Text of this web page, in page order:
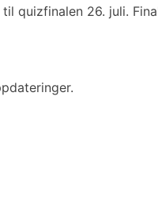
quizfinalen 26. juli.